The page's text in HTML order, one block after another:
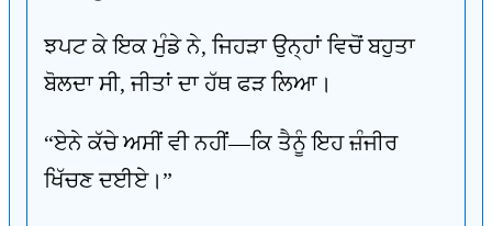
ਝਪਟ ਕੇ ਇਕ ਮੁੰਡੇ ਨੇ, ਜਿਹੜਾ ਉਨ੍ਹਾਂ ਵਿਚੋਂ ਬਹੁਤਾ
ਬੋਲਦਾ ਸੀ, ਜੀਤਾਂ ਦਾ ਹੱਥ ਫੜ ਲਿਆ।
“ਏਨੇ ਕੱਚੇ ਅਸੀਂ ਵੀ ਨਹੀਂ—ਕਿ ਤੈਨੂੰ ਇਹ ਜ਼ੰਜੀਰ
ਖਿੱਚਣ ਦਈਏ।”